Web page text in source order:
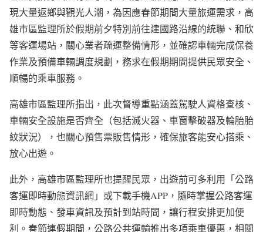
現大量返鄉與觀光人潮，為因應春節期間大量旅運需求，高
雄市區監理所於假期前夕特別前往建國路沿線的統聯、和欣
等客運場站，關心業者疏運整備情形，並確認車輛完成保養
作業及預備車輛調度規劃，務求在假期期間提供民眾安全、
順暢的乘車服務。
高雄市區監理所指出，此次督導重點涵蓋駕駛人資格查核、
車輛安全設施是否齊全（包括滅火器、車窗擊破器及輪胎胎
紋狀況），也關心預售票販售情形，確保旅客能安心搭乘、
放心出遊。
此外，高雄市區監理所也提醒民眾，出遊前可多利用「公路
客運即時動態資訊網」或下載手機APP，隨時掌握公路客運
即時動態、發車資訊及預計到站時間，讓行程安排更加便
利。春節連假期間，公路公共運輸推出多項乘車優惠，相關